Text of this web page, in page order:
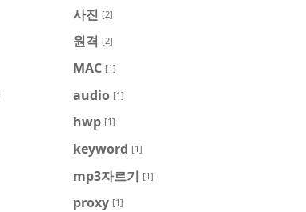
사진 [2]
원격 [2]
MAC [1]
audio [1]
hwp [1]
keyword [1]
mp3자르기 [1]
proxy [1]